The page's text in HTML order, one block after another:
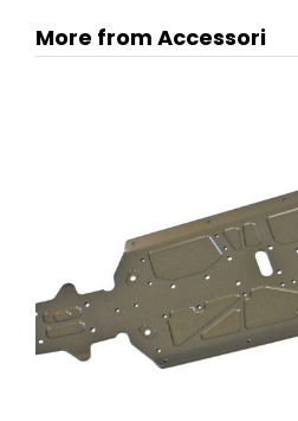
More from Accessori